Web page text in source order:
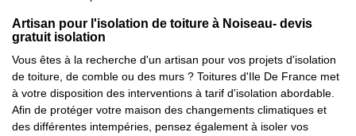
Artisan pour l'isolation de toiture à Noiseau- devis
gratuit isolation
Vous êtes à la recherche d'un artisan pour vos projets d'isolation
de toiture, de comble ou des murs ? Toitures d'Ile De France met
à votre disposition des interventions à tarif d'isolation abordable.
Afin de protéger votre maison des changements climatiques et
des différentes intempéries, pensez également à isoler vos